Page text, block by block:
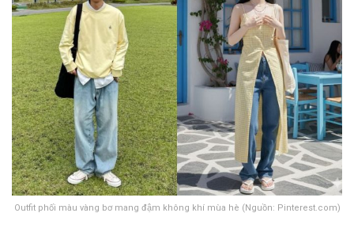
Outfit phối màu vàng bơ mang đậm không khí mùa hè (Nguồn: Pinterest.com)
x